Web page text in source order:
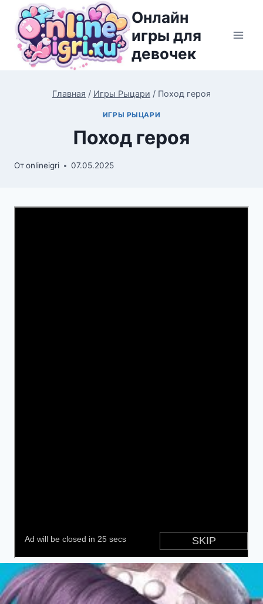
Перейти
содержимому
Онлайн
игры для
девочек
Главная / Игры Рыцари / Поход героя
ИГРЫ РЫЦАРИ
Поход героя
Отonlineigri 07.05.2025